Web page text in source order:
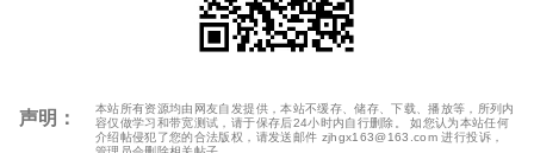
声明：
本站所有资源均由网友自发提供，本站不缓存、储存、下载、播放等，所列内
容仅做学习和带宽测试，请于保存后24小时内自行删除。 如您认为本站任何
介绍帖侵犯了您的合法版权，请发送邮件 zjhgx163@163.com 进行投诉，